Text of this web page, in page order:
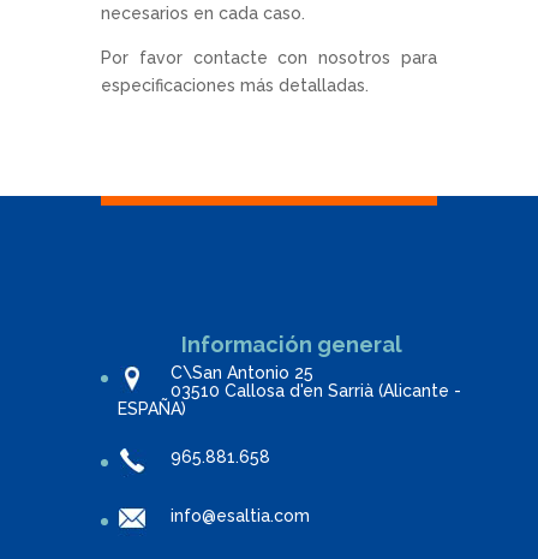
necesarios en cada caso.
Por favor contacte con nosotros para
especificaciones más detalladas.
Información general
C\San Antonio 25
03510 Callosa d'en Sarrià (Alicante -
ESPAÑA)
965.881.658
info@esaltia.com